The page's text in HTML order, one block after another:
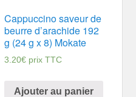
Cappuccino saveur de
beurre d’arachide 192
g (24 g x 8) Mokate
3.20€ prix TTC
Ajouter au panier